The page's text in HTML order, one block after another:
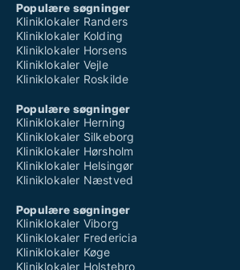
Populære søgninger
Kliniklokaler Randers
Kliniklokaler Kolding
Kliniklokaler Horsens
Kliniklokaler Vejle
Kliniklokaler Roskilde
Populære søgninger
Kliniklokaler Herning
Kliniklokaler Silkeborg
Kliniklokaler Hørsholm
Kliniklokaler Helsingør
Kliniklokaler Næstved
Populære søgninger
Kliniklokaler Viborg
Kliniklokaler Fredericia
Kliniklokaler Køge
Kliniklokaler Holstebro